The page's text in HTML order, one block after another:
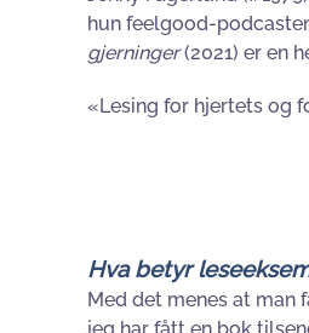
hun feelgood-
gjerninger(2021) er en
«Lesing for hjertets og
Hva betyr
Med det menes at man